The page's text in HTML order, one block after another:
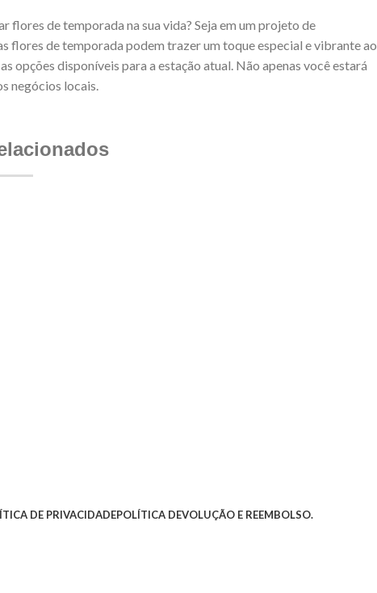
de temporada na sua vida? Seja em um projeto de
flores de temporada podem trazer um toque especial e vibrante ao
opções disponíveis para a estação atual. Não apenas você estará
negócios locais.
DE PRIVACIDADEPOLÍTICA DEVOLUÇÃO E REEMBOLSO.